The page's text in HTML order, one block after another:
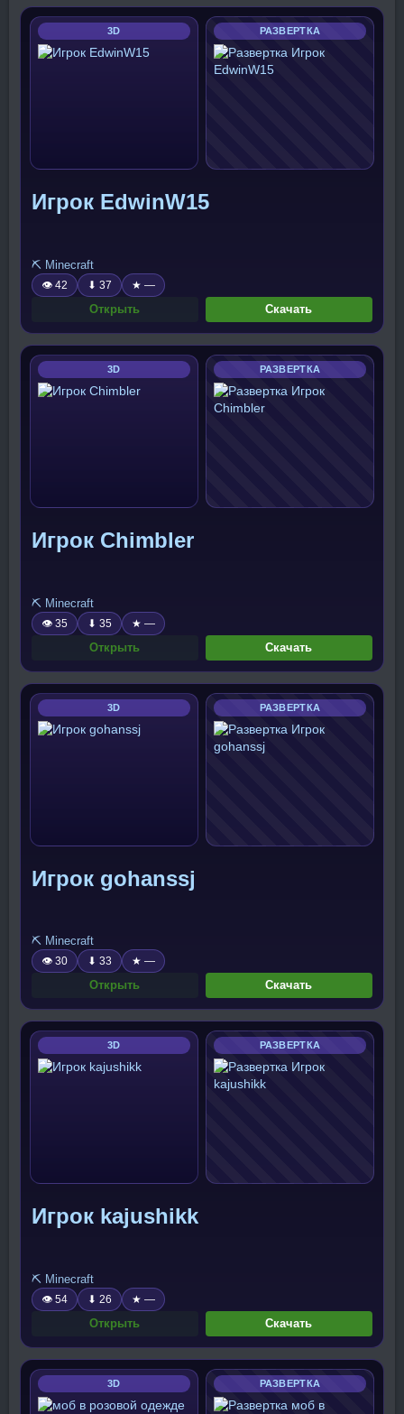
3D РАЗВЕРТКА
Игрок EdwinW15
⛏️ Minecraft
👁 42 ⬇ 37 ★ —
Открыть Скачать
3D РАЗВЕРТКА
Игрок Chimbler
⛏️ Minecraft
👁 35 ⬇ 35 ★ —
Открыть Скачать
3D РАЗВЕРТКА
Игрок gohanssj
⛏️ Minecraft
👁 30 ⬇ 33 ★ —
Открыть Скачать
3D РАЗВЕРТКА
Игрок kajushikk
⛏️ Minecraft
👁 54 ⬇ 26 ★ —
Открыть Скачать
3D РАЗВЕРТКА